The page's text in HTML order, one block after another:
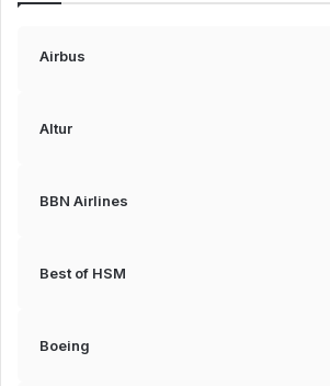
Airbus
Altur
BBN Airlines
Best of HSM
Boeing